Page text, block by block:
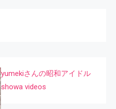
yumekiさんの昭和アイドル
showa videos